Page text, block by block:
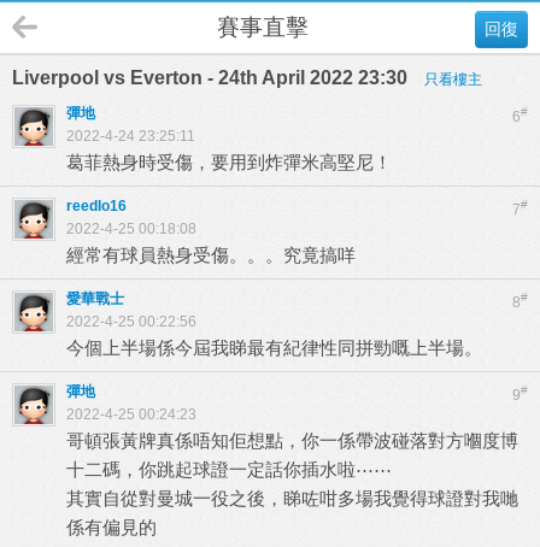
回復
賽事直擊
Liverpool vs Everton - 24th April 2022 23:30 只看樓主
6#
彈地
2022-4-24 23:25:11
葛菲熱身時受傷，要用到炸彈米高堅尼！
7#
reedlo16
2022-4-25 00:18:08
經常有球員熱身受傷。。。究竟搞咩
8#
愛華戰士
2022-4-25 00:22:56
今個上半場係今屆我睇最有紀律性同拼勁嘅上半場。
9#
彈地
2022-4-25 00:24:23
哥頓張黃牌真係唔知佢想點，你一係帶波碰落對方嗰度博
十二碼，你跳起球證一定話你插水啦⋯⋯
其實自從對曼城一役之後，睇咗咁多場我覺得球證對我哋
係有偏見的